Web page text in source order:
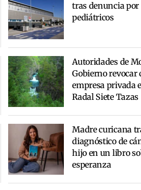
tras denuncia
pediátricos
Autoridades de
Gobierno revocar
empresa privada
Radal Siete Tazas
Madre curicana
diagnóstico de
hijo en un libro
esperanza